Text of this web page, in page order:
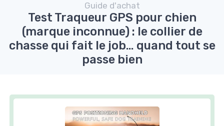
Guide d'achat
Test Traqueur GPS pour chien
(marque inconnue) : le collier de
chasse qui fait le job… quand tout se
passe bien